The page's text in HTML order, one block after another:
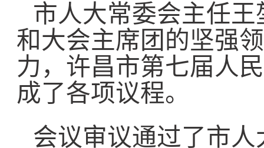
市人大常委会主任
和大会主席团的坚强
力，许昌市第七届人
成了各项议程。
会议审议通过了市